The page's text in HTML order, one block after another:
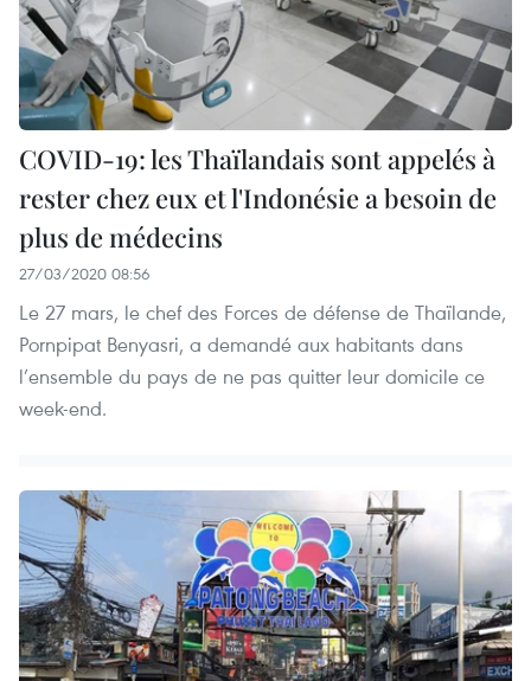
COVID-19: les Thaïlandais sont appelés à
rester chez eux et l'Indonésie a besoin de
plus de médecins
27/03/2020 08:56
Le 27 mars, le chef des Forces de défense de Thaïlande,
Pornpipat Benyasri, a demandé aux habitants dans
l’ensemble du pays de ne pas quitter leur domicile ce
week-end.